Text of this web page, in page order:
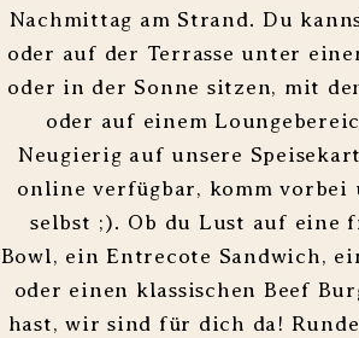
Nachmittag am Strand. Du
oder auf der Terrasse unter
oder in der Sonne sitzen, mit
oder auf einem
Neugierig auf unsere
online verfügbar, komm vorbei
selbst ;). Ob du Lust auf eine
Bowl, ein Entrecote Sandwich,
oder einen klassischen Beef
hast, wir sind für dich da!